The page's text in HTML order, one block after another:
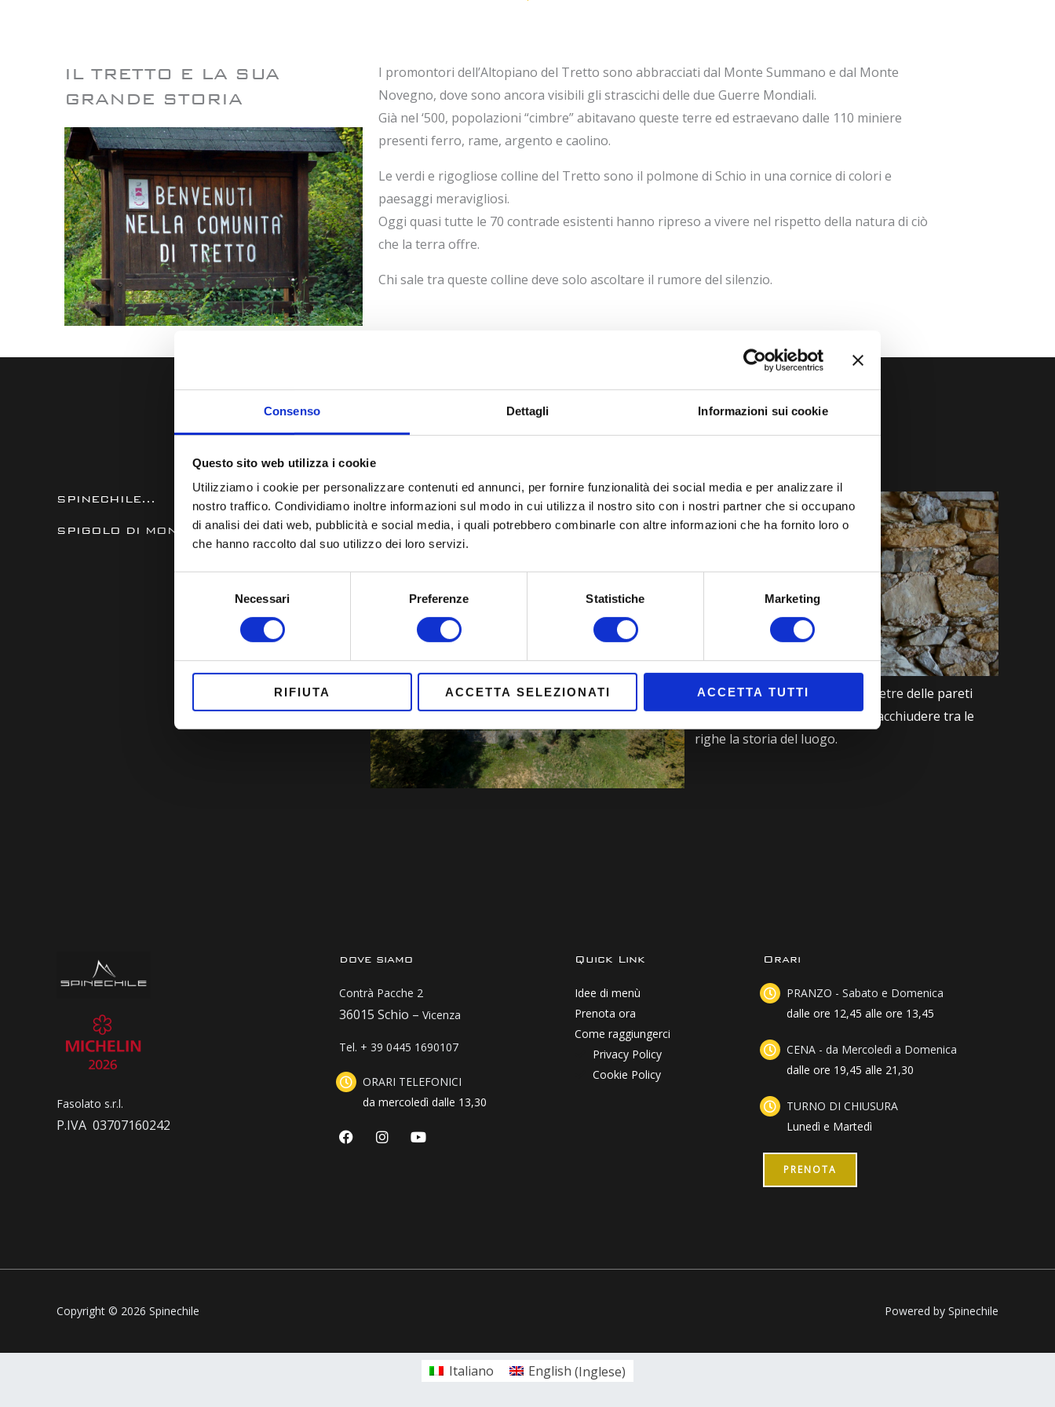
Consenso Dettagli Informazioni sui cookie
Questo sito web utilizza i cookie
Utilizziamo i cookie per personalizzare contenuti ed annunci, per fornire funzionalità dei social media e per analizzare il
nostro traffico. Condividiamo inoltre informazioni sul modo in cui utilizza il nostro sito con i nostri partner che si occupano
di analisi dei dati web, pubblicità e social media, i quali potrebbero combinarle con altre informazioni che ha fornito loro o
che hanno raccolto dal suo utilizzo dei loro servizi.
Necessari Preferenze Statistiche Marketing
RIFIUTA ACCETTA SELEZIONATI ACCETTA TUTTI
IL TRETTO E LA SUA
GRANDE STORIA
I promontori dell’Altopiano del Tretto sono abbracciati dal Monte Summano e dal Monte
Novegno, dove sono ancora visibili gli strascichi delle due Guerre Mondiali.
Già nel ‘500, popolazioni “cimbre” abitavano queste terre ed estraevano dalle 110 miniere
presenti ferro, rame, argento e caolino.
Le verdi e rigogliose colline del Tretto sono il polmone di Schio in una cornice di colori e
paesaggi meravigliosi.
Oggi quasi tutte le 70 contrade esistenti hanno ripreso a vivere nel rispetto della natura di ciò
che la terra offre.
Chi sale tra queste colline deve solo ascoltare il rumore del silenzio.
SPINECHILE...
SPIGOLO DI MONTAGNA (CIMBRO)
Una casa abbarbicata tra ciottoli e boschi sullo
spigolo di montagna …la stalla, il fienile, la grande
vetrata, lo scorcio di valle che arriva al mare.
I vecchi libri incastonati tra le pietre delle pareti
diventano un tutt’uno come a racchiudere tra le
righe la storia del luogo.
Fasolato s.r.l.
P.IVA 03707160242
dove siamo
Contrà Pacche 2
36015 Schio – Vicenza
Tel. + 39 0445 1690107
ORARI TELEFONICI
da mercoledì dalle 13,30
F
a
I
n
Y
o
Quick Link
Idee di menù
Prenota ora
Come raggiungerci
Privacy Policy
Cookie Policy
Orari
PRANZO - Sabato e Domenica
dalle ore 12,45 alle ore 13,45
CENA - da Mercoledì a Domenica
dalle ore 19,45 alle 21,30
TURNO DI CHIUSURA
Lunedì e Martedì
PRENOTA
Copyright © 2026 Spinechile Powered by Spinechile
Italiano English (Inglese)